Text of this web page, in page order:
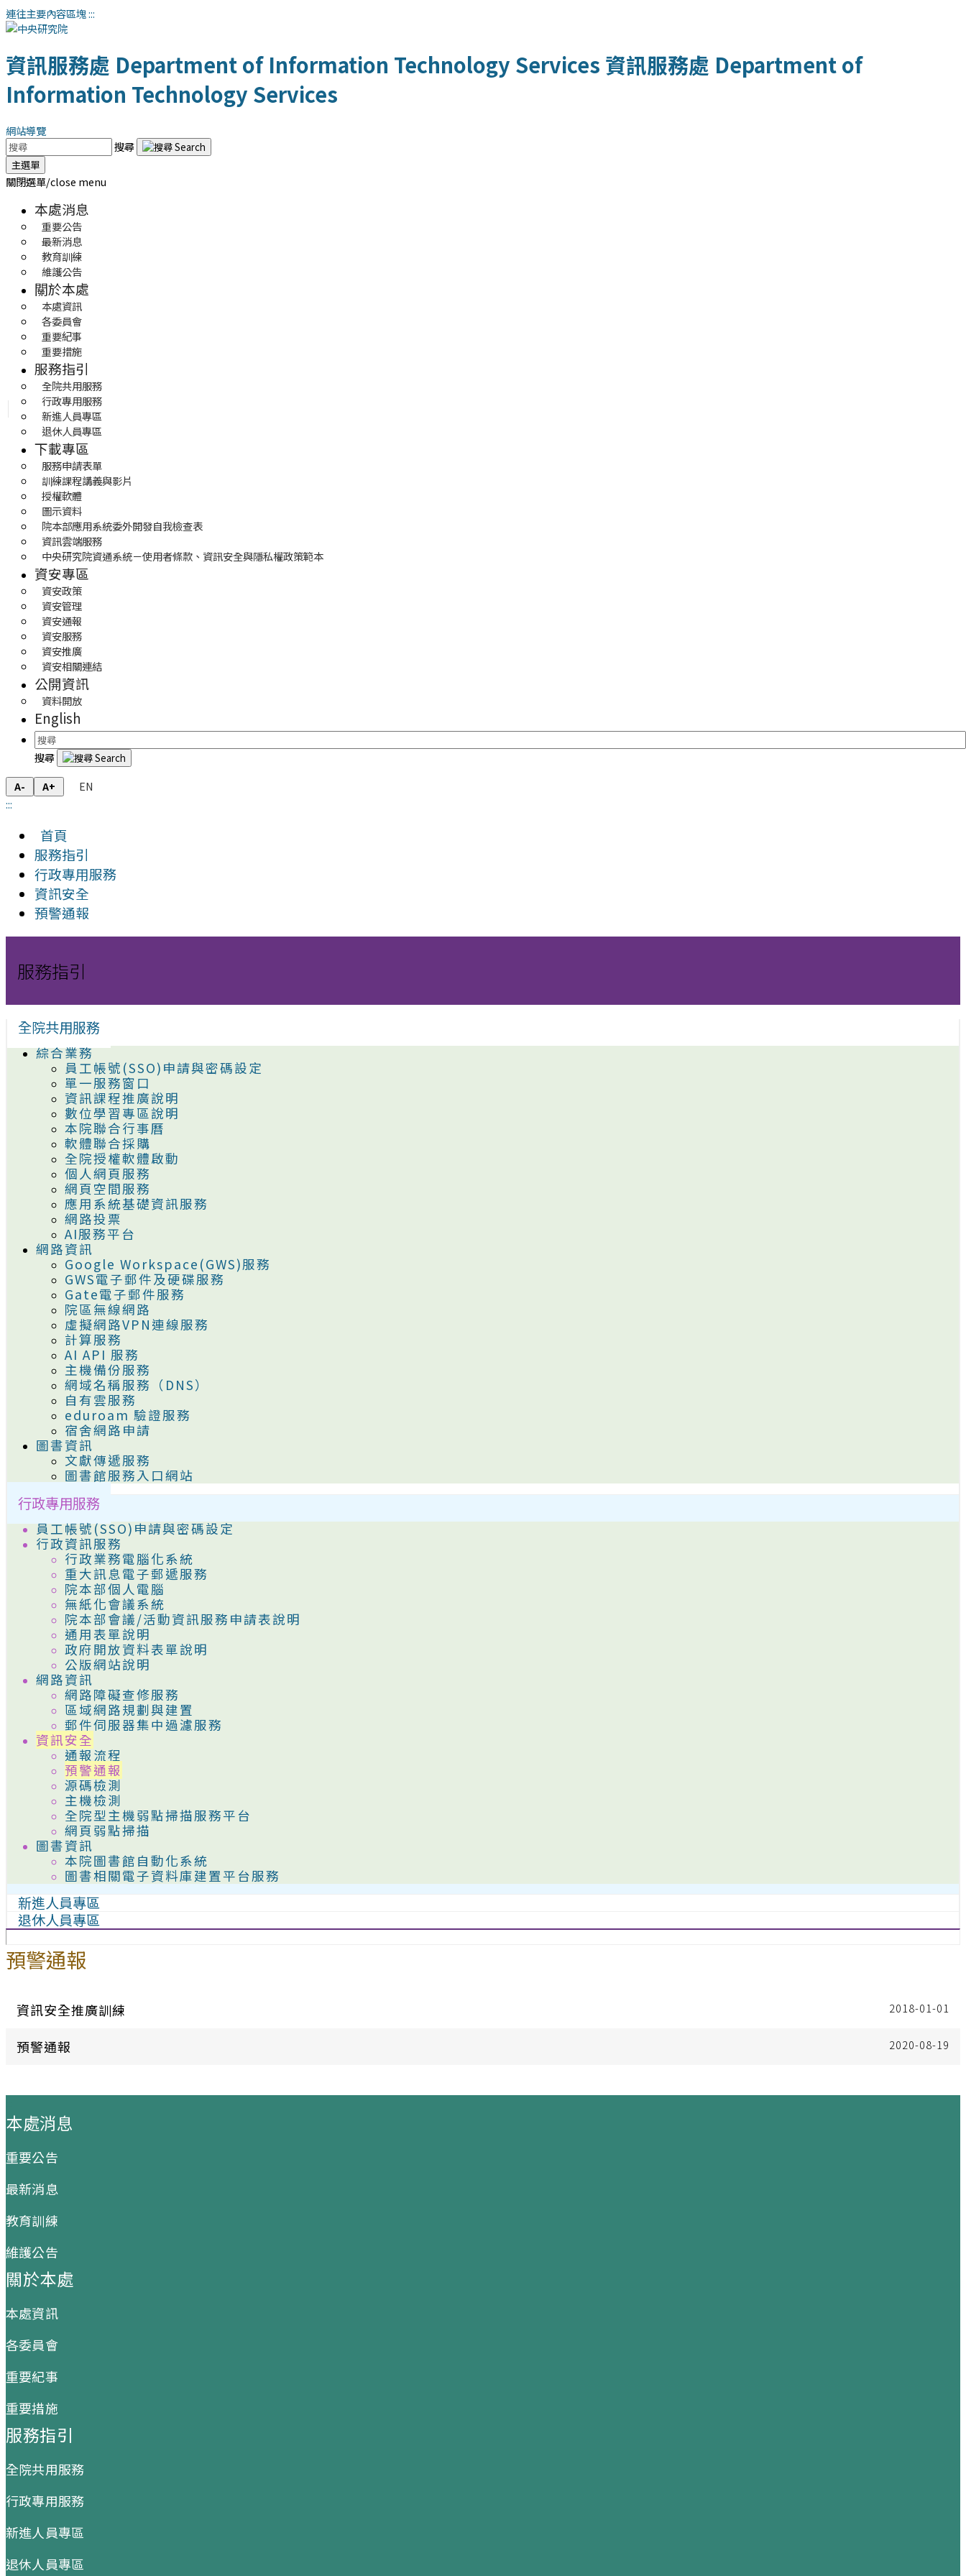
連往主要內容區塊:::
資訊服務處 Department of Information Technology Services 資訊服務處 Department of
Information Technology Services
網站導覽
搜尋
主選單
關閉選單/close menu
本處消息
重要公告
最新消息
教育訓練
維護公告
關於本處
本處資訊
各委員會
重要紀事
重要措施
服務指引
全院共用服務
行政專用服務
新進人員專區
退休人員專區
下載專區
服務申請表單
訓練課程講義與影片
授權軟體
圖示資料
院本部應用系統委外開發自我檢查表
資訊雲端服務
中央研究院資通系統－使用者條款、資訊安全與隱私權政策範本
資安專區
資安政策
資安管理
資安通報
資安服務
資安推廣
資安相關連結
公開資訊
資料開放
English
搜尋
A- A+
EN
:::
首頁
服務指引
行政專用服務
資訊安全
預警通報
服務指引
全院共用服務
綜合業務
員工帳號(SSO)申請與密碼設定
單一服務窗口
資訊課程推廣說明
數位學習專區說明
本院聯合行事曆
軟體聯合採購
全院授權軟體啟動
個人網頁服務
網頁空間服務
應用系統基礎資訊服務
網路投票
AI服務平台
網路資訊
Google Workspace(GWS)服務
GWS電子郵件及硬碟服務
Gate電子郵件服務
院區無線網路
虛擬網路VPN連線服務
計算服務
AI API 服務
主機備份服務
網域名稱服務（DNS）
自有雲服務
eduroam 驗證服務
宿舍網路申請
圖書資訊
文獻傳遞服務
圖書館服務入口網站
行政專用服務
員工帳號(SSO)申請與密碼設定
行政資訊服務
行政業務電腦化系統
重大訊息電子郵遞服務
院本部個人電腦
無紙化會議系統
院本部會議/活動資訊服務申請表說明
通用表單說明
政府開放資料表單說明
公版網站說明
網路資訊
網路障礙查修服務
區域網路規劃與建置
郵件伺服器集中過濾服務
資訊安全
通報流程
預警通報
源碼檢測
主機檢測
全院型主機弱點掃描服務平台
網頁弱點掃描
圖書資訊
本院圖書館自動化系統
圖書相關電子資料庫建置平台服務
新進人員專區
退休人員專區
預警通報
資訊安全推廣訓練 2018-01-01
預警通報 2020-08-19
本處消息
重要公告
最新消息
教育訓練
維護公告
關於本處
本處資訊
各委員會
重要紀事
重要措施
服務指引
全院共用服務
行政專用服務
新進人員專區
退休人員專區